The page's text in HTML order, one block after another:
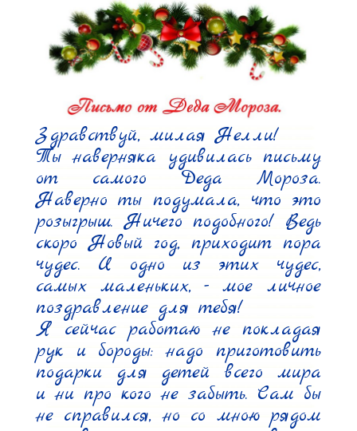
Здравствуй, милая Нелли!
Ты наверняка удивилась письму
от самого Деда Мороза.
Наверно ты подумала, что это
розыгрыш. Ничего подобного! Ведь
скоро Новый год, приходит пора
чудес. И одно из этих чудес,
самых маленьких, - мое личное
поздравление для тебя!
Я сейчас работаю не покладая
рук и бороды: надо приготовить
подарки для детей всего мира
и ни про кого не забыть. Сам бы
не справился, но со мною рядом